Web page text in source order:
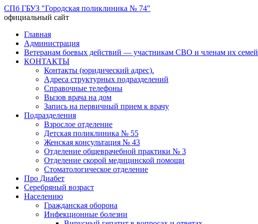
СПб ГБУЗ "Городская поликлиника № 74"
официальный сайт
Перейти
содержимому
Главная
Администрация
Ветеранам боевых действий — участникам СВО и членам их семей
КОНТАКТЫ
Контакты (юридический адрес).
Адреса структурных подразделений
Справочные телефоны
Вызов врача на дом
Запись на первичный прием к врачу
Подразделения
Взрослое отделение
Детская поликлиника № 55
Женская консультация № 43
Отделение общеврачебной практики № 3
Отделение скорой медицинской помощи
Стоматологическое отделение
Про Диабет
Серебряный возраст
Населению
Гражданская оборона
Инфекционные болезни